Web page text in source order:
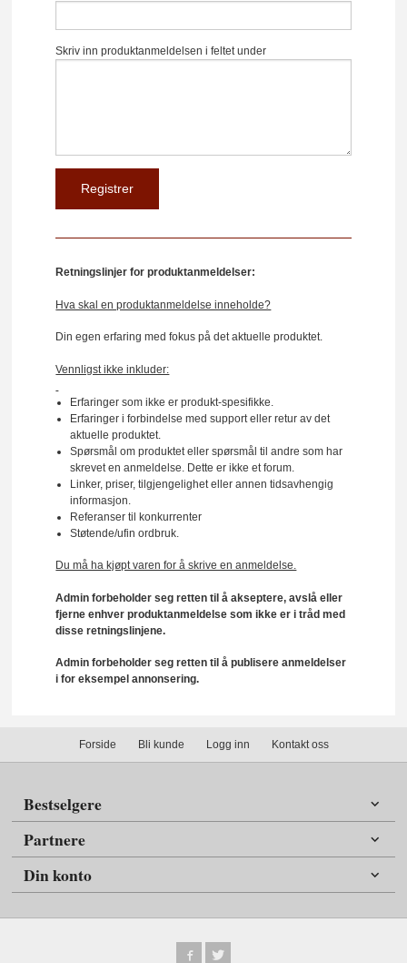
Skriv inn produktanmeldelsen i feltet under
Retningslinjer for produktanmeldelser:
Hva skal en produktanmeldelse inneholde?
Din egen erfaring med fokus på det aktuelle produktet.
Vennligst ikke inkluder:
Erfaringer som ikke er produkt-spesifikke.
Erfaringer i forbindelse med support eller retur av det
aktuelle produktet.
Spørsmål om produktet eller spørsmål til andre som har
skrevet en anmeldelse. Dette er ikke et forum.
Linker, priser, tilgjengelighet eller annen tidsavhengig
informasjon.
Referanser til konkurrenter
Støtende/ufin ordbruk.
Du må ha kjøpt varen for å skrive en anmeldelse.
Admin forbeholder seg retten til å akseptere, avslå eller
fjerne enhver produktanmeldelse som ikke er i tråd med
disse retningslinjene.
Admin forbeholder seg retten til å publisere anmeldelser
i for eksempel annonsering.
Forside Bli kunde Logg inn Kontakt oss
Bestselgere
Partnere
Din konto